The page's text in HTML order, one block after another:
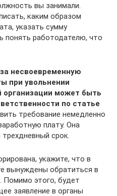
вы занимали.
каким образом
указать сумму
понять работодателю, что
несвоевременную
при увольнении
организации может быть
по статье
требование немедленно
плату. Она
срок.
укажите, что в
вынуждены обратиться в
Помимо этого, будет
заявление в органы